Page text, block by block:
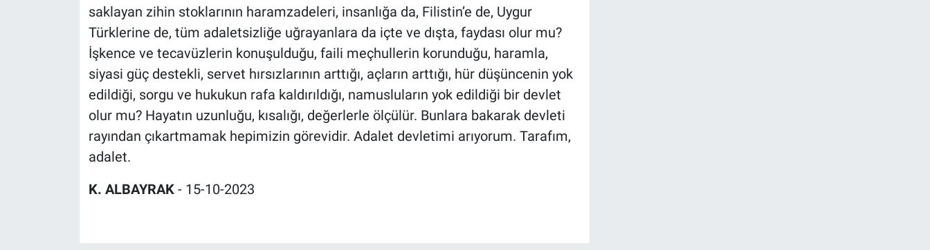
saklayan zihin stoklarının haramzadeleri, insanlığa da, Filistin’e de, Uygur
Türklerine de, tüm adaletsizliğe uğrayanlara da içte ve dışta, faydası olur mu?
İşkence ve tecavüzlerin konuşulduğu, faili meçhullerin korunduğu, haramla,
siyasi güç destekli, servet hırsızlarının arttığı, açların arttığı, hür düşüncenin yok
edildiği, sorgu ve hukukun rafa kaldırıldığı, namusluların yok edildiği bir devlet
olur mu? Hayatın uzunluğu, kısalığı, değerlerle ölçülür. Bunlara bakarak devleti
rayından çıkartmamak hepimizin görevidir. Adalet devletimi arıyorum. Tarafım,
adalet.
K. ALBAYRAK- 15-10-2023